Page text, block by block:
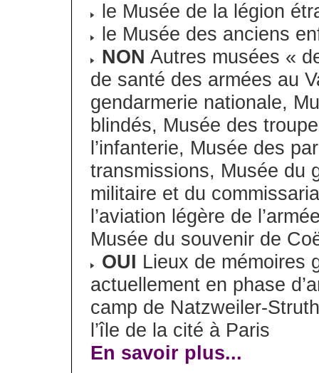
le Musée de la légion
le Musée des anciens
NON Autres musées «
de santé des armées au
gendarmerie nationale,
blindés, Musée des
l’infanterie, Musée des
transmissions, Musée du
militaire et du
l’aviation légère de
Musée du souvenir de
OUI Lieux de mémoires
actuellement en phase
camp de Natzweiler-
l’île de la cité à Paris
En savoir plus...